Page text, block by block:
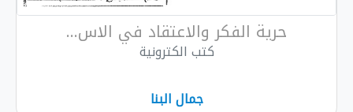
حرية الفكر والاعتقاد في الاس...
كتب الكترونية
جمال البنا